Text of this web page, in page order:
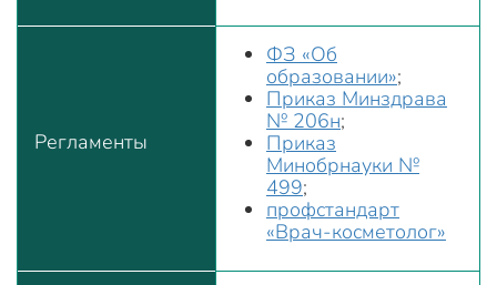
Регламенты
ФЗ «Об
образовании»;
Приказ Минздрава
№ 206н;
Приказ
Минобрнауки №
499;
профстандарт
«Врач-косметолог»